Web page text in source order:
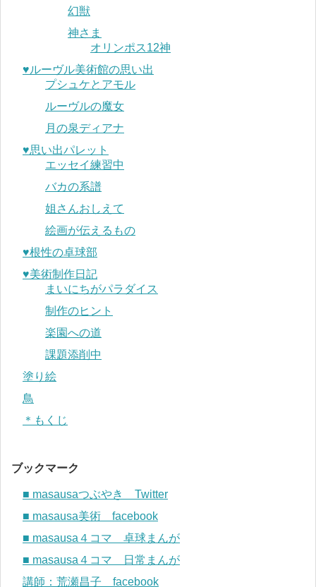
幻獣
神さま
オリンポス12神
♥︎ルーヴル美術館の思い出
プシュケとアモル
ルーヴルの魔女
月の泉ディアナ
♥︎思い出パレット
エッセイ練習中
バカの系譜
姐さんおしえて
絵画が伝えるもの
♥︎根性の卓球部
♥︎美術制作日記
まいにちがパラダイス
制作のヒント
楽園への道
課題添削中
塗り絵
鳥
＊もくじ
ブックマーク
■ masausaつぶやき Twitter
■ masausa美術 facebook
■ masausa４コマ 卓球まんが
■ masausa４コマ 日常まんが
講師：荒瀬昌子 facebook